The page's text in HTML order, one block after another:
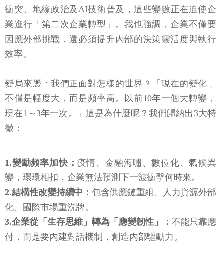
衝突、地緣政治及AI技術普及，這些變數正在迫使企
業進行「第二次企業轉型」。我也強調，企業不僅要
因應外部挑戰，還必須提升內部的決策靈活度與執行
效率。
變局來襲：我們正面對怎樣的世界？「現在的變化，
不僅是幅度大，而是頻率高。以前10年一個大轉變，
現在1～3年一次。」這是為什麼呢？我們歸納出3大特
徵：
1.變動頻率加快： 疫情、金融海嘯、數位化、氣候異
變，環環相扣，企業無法預測下一波衝擊何時來。
2.結構性改變持續中： 包含供應鏈重組、人力資源外部
化、國際市場重洗牌。
3.企業從「生存思維」轉為「應變韌性」： 不能只靠應
付，而是要內建對話機制，創造內部驅動力。